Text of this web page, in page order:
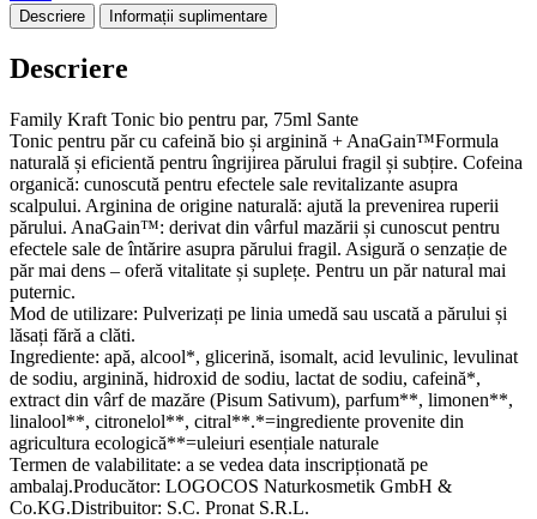
Descriere Informații suplimentare
Descriere
Family Kraft Tonic bio pentru par, 75ml Sante
Tonic pentru păr cu cafeină bio și arginină + AnaGain™Formula
naturală și eficientă pentru îngrijirea părului fragil și subțire. Cofeina
organică: cunoscută pentru efectele sale revitalizante asupra
scalpului. Arginina de origine naturală: ajută la prevenirea ruperii
părului. AnaGain™: derivat din vârful mazării și cunoscut pentru
efectele sale de întărire asupra părului fragil. Asigură o senzație de
păr mai dens – oferă vitalitate și suplețe. Pentru un păr natural mai
puternic.
Mod de utilizare: Pulverizați pe linia umedă sau uscată a părului și
lăsați fără a clăti.
Ingrediente: apă, alcool*, glicerină, isomalt, acid levulinic, levulinat
de sodiu, arginină, hidroxid de sodiu, lactat de sodiu, cafeină*,
extract din vârf de mazăre (Pisum Sativum), parfum**, limonen**,
linalool**, citronelol**, citral**.*=ingrediente provenite din
agricultura ecologică**=uleiuri esențiale naturale
Termen de valabilitate: a se vedea data inscripționată pe
ambalaj.Producător: LOGOCOS Naturkosmetik GmbH &
Co.KG.Distribuitor: S.C. Pronat S.R.L.